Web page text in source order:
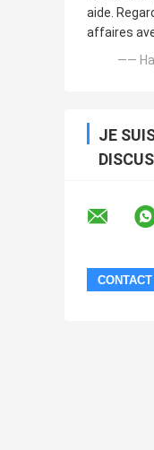
aide.
affaires
——
JE